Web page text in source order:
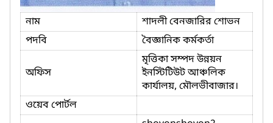
নাম
শাদলী বেনজারির শোভন
পদবি
বৈজ্ঞানিক কর্মকর্তা
অফিস
মৃত্তিকা সম্পদ উন্নয়ন
ইনস্টিটিউট আঞ্চলিক
কার্যালয়, মৌলভীবাজার।
ওয়েব পোর্টল